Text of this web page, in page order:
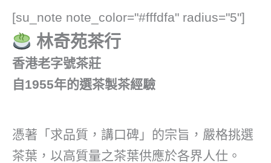
[su_note note_color="#fffdfa" radius="5"]
林奇苑茶行
香港老字號茶莊
自1955年的選茶製茶經驗
憑著「求品質，講口碑」的宗旨，嚴格挑選
茶葉，以高質量之茶葉供應於各界人仕。